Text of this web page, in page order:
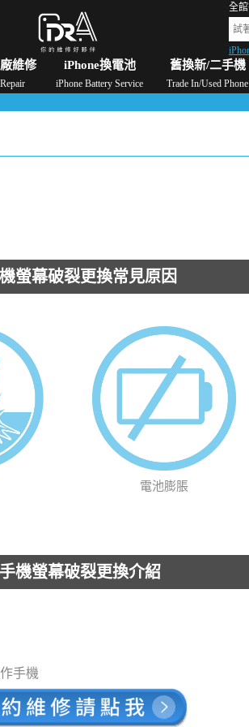
全
維修 iPhone換電池
iPhone Battery Service
舊換新/二手機
Trade In/Used Phone
修/價格 Apple Watch維修/價格 AirPods維修/價格
螢幕破裂更換常見原因
電池膨脹
機螢幕破裂更換介紹
手機